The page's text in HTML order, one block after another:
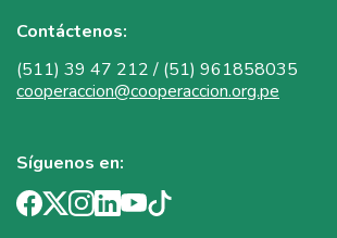
Contáctenos:
(511) 39 47 212 / (51) 961858035
cooperaccion@cooperaccion.org.pe
Síguenos en: